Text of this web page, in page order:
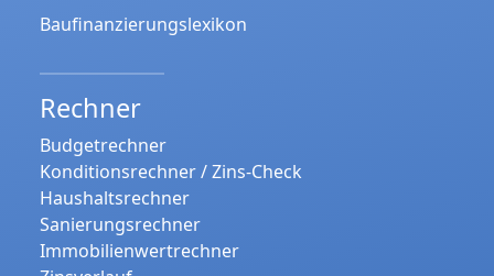
Baufinanzierungslexikon
Rechner
Budgetrechner
Konditionsrechner / Zins-Check
Haushaltsrechner
Sanierungsrechner
Immobilienwertrechner